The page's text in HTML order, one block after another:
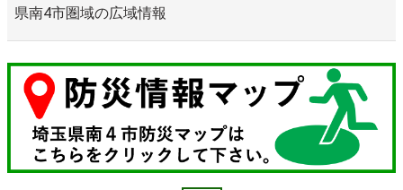
県南4市圏域の広域情報